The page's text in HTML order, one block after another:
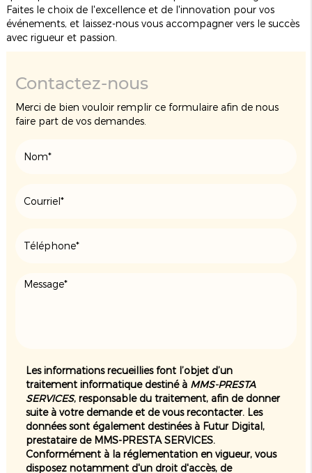
Faites le choix de l'excellence et de l'innovation pour vos
événements, et laissez-nous vous accompagner vers le succès
avec rigueur et passion.
Contactez-nous
Merci de bien vouloir remplir ce formulaire afin de nous
faire part de vos demandes.
Les informations recueillies font l’objet d’un
traitement informatique destiné àMMS-PRESTA
SERVICES, responsable du traitement, afin de donner
suite à votre demande et de vous recontacter. Les
données sont également destinées à Futur Digital,
prestataire de MMS-PRESTA SERVICES.
Conformément à la réglementation en vigueur, vous
disposez notamment d'un droit d'accès, de